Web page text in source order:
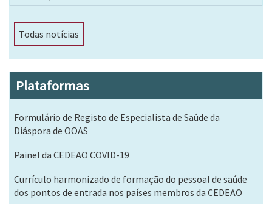
Todas notícias
Plataformas
Formulário de Registo de Especialista de Saúde da
Diáspora de OOAS
Painel da CEDEAO COVID-19
Currículo harmonizado de formação do pessoal de saúde
dos pontos de entrada nos países membros da CEDEAO